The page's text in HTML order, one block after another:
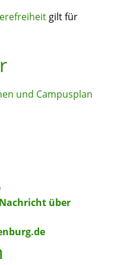
gilt für
und Campusplan
über